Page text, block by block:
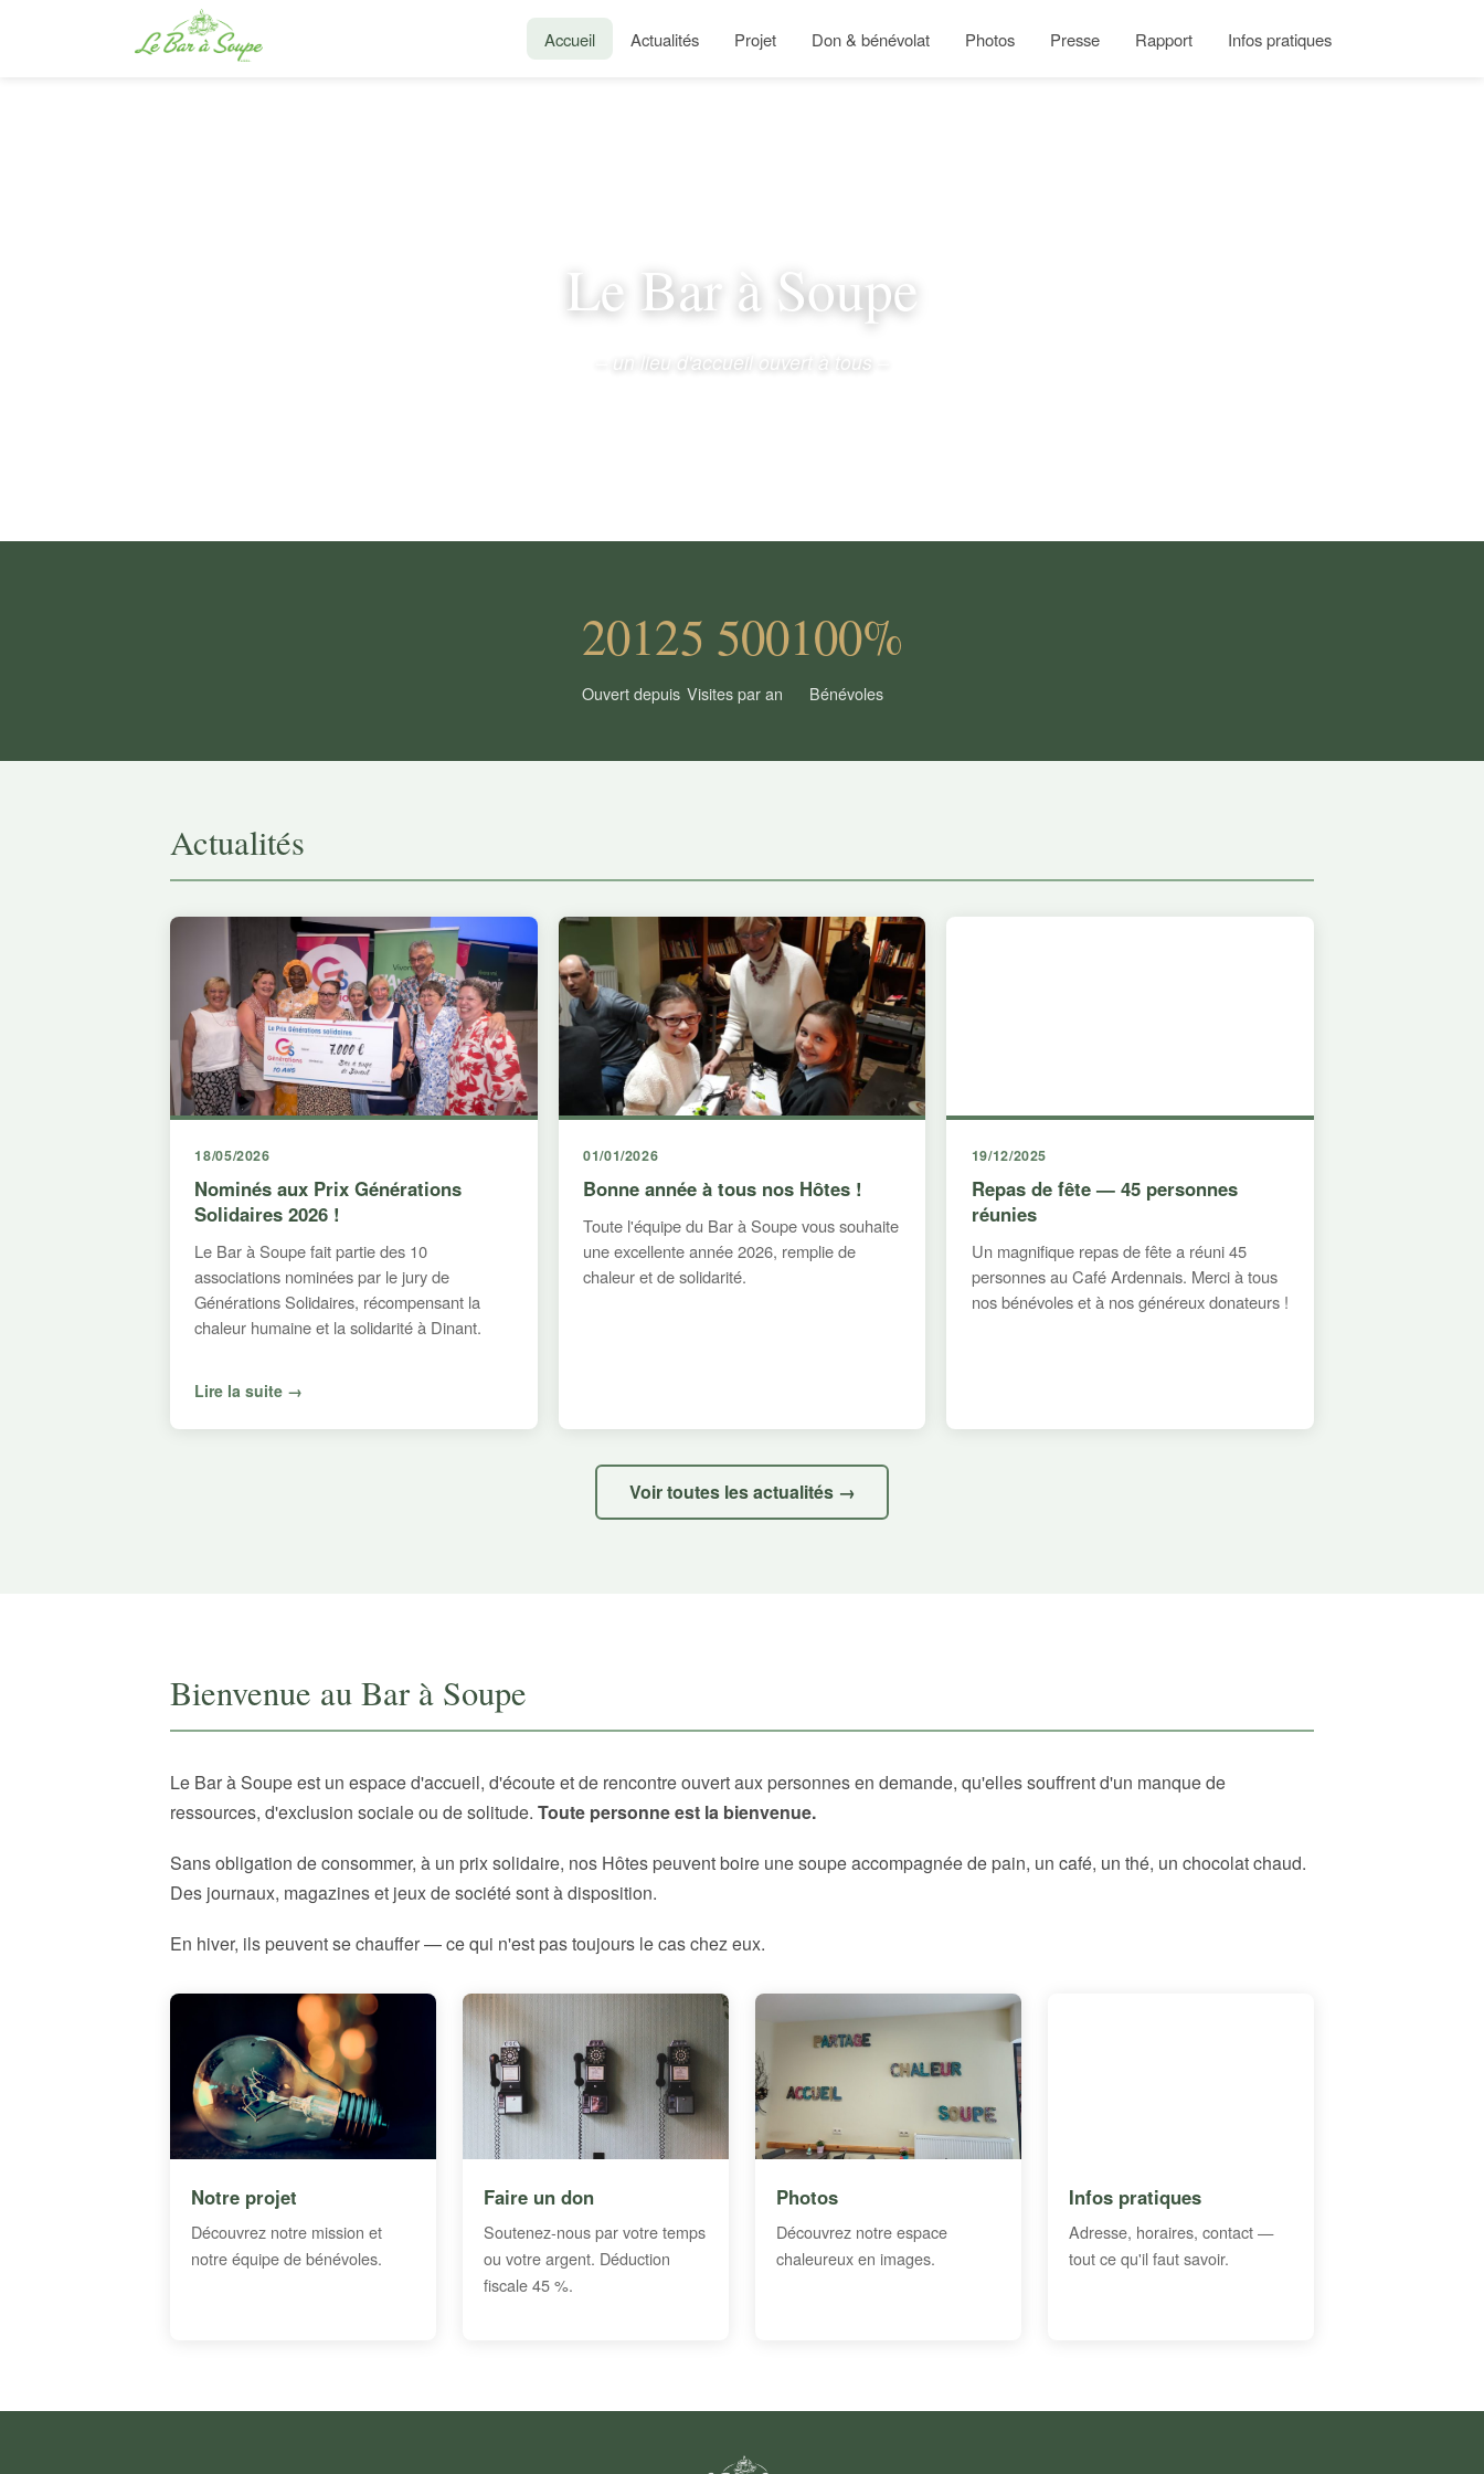
Accueil Actualités Projet Don & bénévolat Photos Presse Rapport Infos pratiques
Le Bar à Soupe
– un lieu d'accueil ouvert à tous –
2012
Ouvert depuis
5 500
Visites par an
100%
Bénévoles
Actualités
18/05/2026
Nominés aux Prix Générations
Solidaires 2026 !
Le Bar à Soupe fait partie des 10
associations nominées par le jury de
Générations Solidaires, récompensant la
chaleur humaine et la solidarité à Dinant.
Lire la suite →
01/01/2026
Bonne année à tous nos Hôtes !
Toute l'équipe du Bar à Soupe vous souhaite
une excellente année 2026, remplie de
chaleur et de solidarité.
19/12/2025
Repas de fête — 45 personnes
réunies
Un magnifique repas de fête a réuni 45
personnes au Café Ardennais. Merci à tous
nos bénévoles et à nos généreux donateurs !
Voir toutes les actualités →
Bienvenue au Bar à Soupe
Le Bar à Soupe est un espace d'accueil, d'écoute et de rencontre ouvert aux personnes en demande, qu'elles souffrent d'un manque de
ressources, d'exclusion sociale ou de solitude. Toute personne est la bienvenue.
Sans obligation de consommer, à un prix solidaire, nos Hôtes peuvent boire une soupe accompagnée de pain, un café, un thé, un chocolat chaud.
Des journaux, magazines et jeux de société sont à disposition.
En hiver, ils peuvent se chauffer — ce qui n'est pas toujours le cas chez eux.
Notre projet
Découvrez notre mission et
notre équipe de bénévoles.
Faire un don
Soutenez-nous par votre temps
ou votre argent. Déduction
fiscale 45 %.
Photos
Découvrez notre espace
chaleureux en images.
Infos pratiques
Adresse, horaires, contact —
tout ce qu'il faut savoir.